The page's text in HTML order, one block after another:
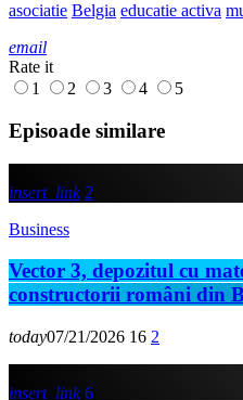
asociatie Belgia educatie activa
email
Rate it
1
2 3 4 5
Episoade similare
insert_link 2
Business
Vector 3, depozitul cu
constructorii români din
today07/21/2026 16 2
insert_link 6